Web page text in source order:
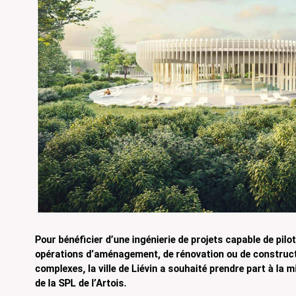
Pour bénéficier d’une ingénierie de projets capable de
opérations d’aménagement, de rénovation ou de
complexes, la ville de Liévin a souhaité prendre part à la
de la SPL de l’Artois.